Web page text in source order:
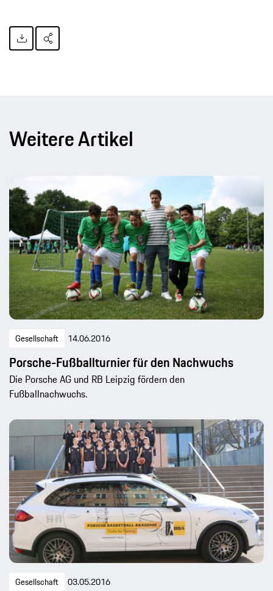
Weitere Artikel
Gesellschaft 14.06.2016
Porsche-Fußballturnier für den Nachwuchs
Die Porsche AG und RB Leipzig fördern den
Fußballnachwuchs.
Gesellschaft 03.05.2016